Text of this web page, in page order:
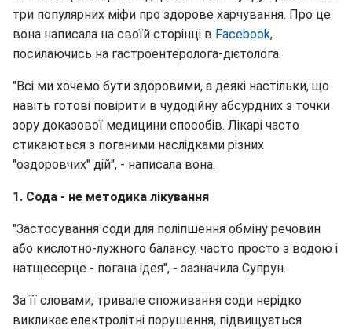
три популярних міфи про здорове харчування. Про це
вона написала на своїй сторінці в Facebook,
посилаючись на гастроентеролога-дієтолога.
"Всі ми хочемо бути здоровими, а деякі настільки, що
навіть готові повірити в чудодійну абсурдних з точки
зору доказової медицини способів. Лікарі часто
стикаються з поганими наслідками різних
"оздоровчих" дій", - написала вона.
1. Сода - не методика лікування
"Застосування соди для поліпшення обміну речовин
або кислотно-лужного балансу, часто просто з водою і
натщесерце - погана ідея", - зазначила Супрун.
За її словами, тривале споживання соди нерідко
викликає електролітні порушення, підвищується